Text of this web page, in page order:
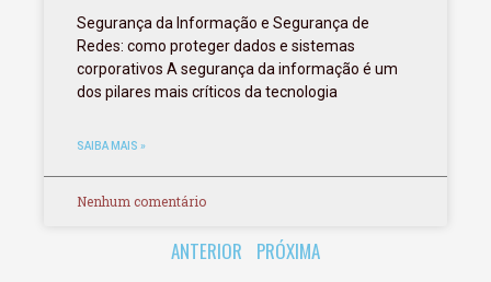
Segurança da Informação e Segurança de
Redes: como proteger dados e sistemas
corporativos A segurança da informação é um
dos pilares mais críticos da tecnologia
SAIBA MAIS »
Nenhum comentário
ANTERIOR PRÓXIMA